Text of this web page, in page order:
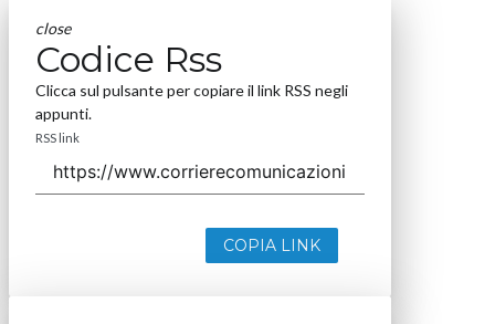
close
Codice Rss
Clicca sul pulsante per copiare il link RSS negli
appunti.
RSS link
COPIA LINK